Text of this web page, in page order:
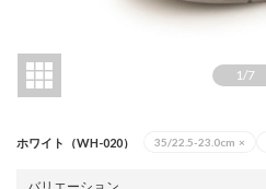
1/7
ホワイト（WH-020） 35/22.5-23.0cm ×